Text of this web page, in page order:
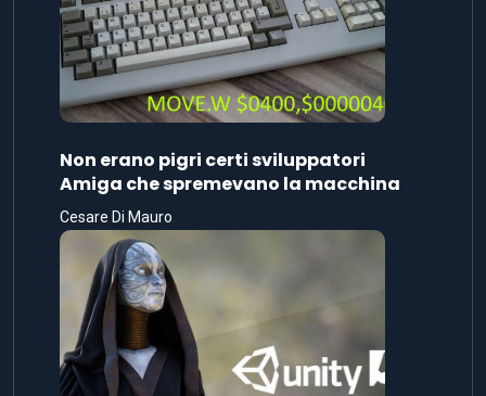
Non erano pigri certi sviluppatori
Amiga che spremevano la macchina
Cesare Di Mauro